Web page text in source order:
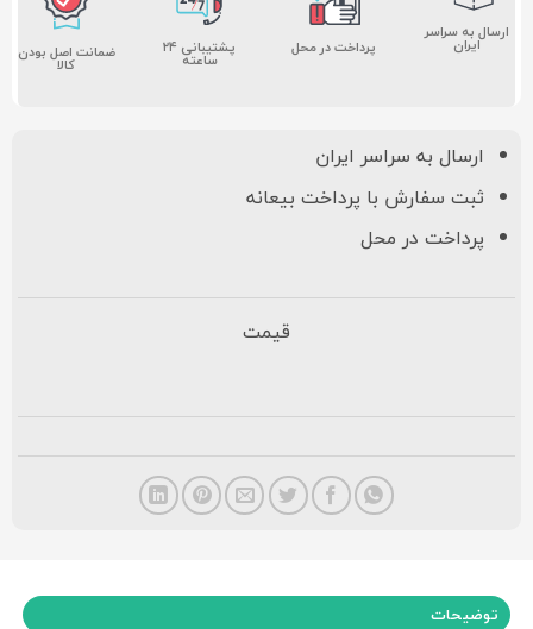
ارسال به سراسر
ایران پرداخت در محل پشتیبانی ۲۴
ساعته ضمانت اصل بودن
کالا
ارسال به سراسر ایران
ثبت سفارش با پرداخت بیعانه
پرداخت در محل
قیمت
توضیحات